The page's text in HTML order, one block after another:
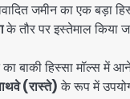
जमीन का एक बड़ा
के तौर पर इस्तेमाल किया
बाकी हिस्सा मॉल्स में
(रास्ते)के रूप में